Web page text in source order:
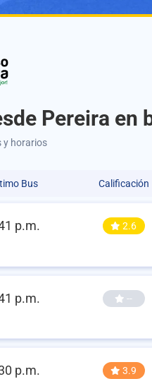
Pereira en
y horarios
Bus Calificación
p.m. 2.6
p.m. --
p.m. 3.9